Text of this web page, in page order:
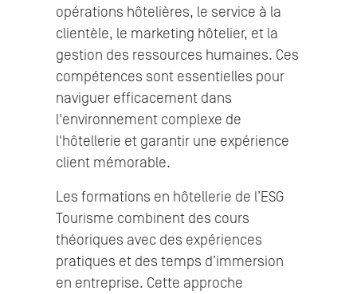
opérations hôtelières, le service à la
clientèle, le marketing hôtelier, et la
gestion des ressources humaines. Ces
compétences sont essentielles pour
naviguer efficacement dans
l'environnement complexe de
l'hôtellerie et garantir une expérience
client mémorable.
Les formations en hôtellerie de l’ESG
Tourisme combinent des cours
théoriques avec des expériences
pratiques et des temps d’immersion
en entreprise. Cette approche